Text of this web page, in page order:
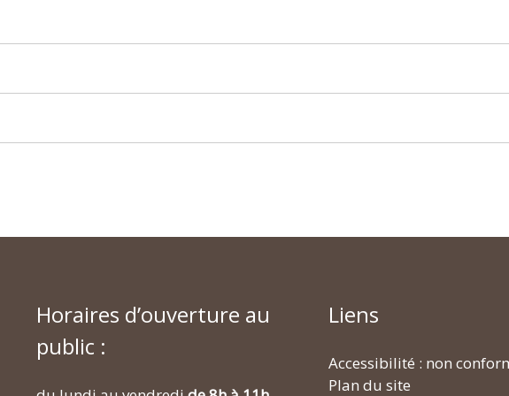
Horaires d’ouverture au
public :
Liens
Accessibilité : non
Plan du site